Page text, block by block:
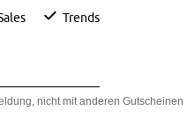
Trends
nicht mit anderen Gutscheinen